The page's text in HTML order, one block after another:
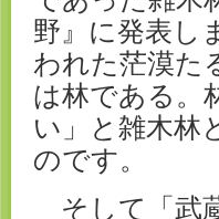
野』に発表し
われた茫漠た
は林である。
い」と雑木林
のです。
そして「武